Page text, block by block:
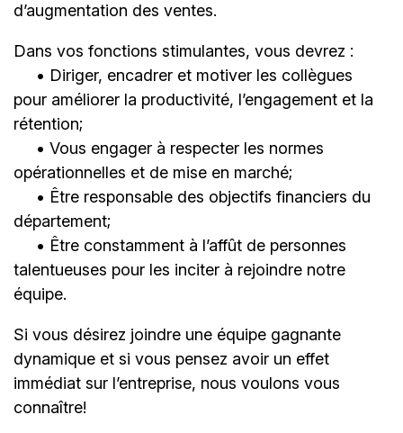
d’augmentation des ventes.
Dans vos fonctions stimulantes, vous devrez :
• Diriger, encadrer et motiver les collègues
pour améliorer la productivité, l’engagement et la
rétention;
• Vous engager à respecter les normes
opérationnelles et de mise en marché;
• Être responsable des objectifs financiers du
département;
• Être constamment à l’affût de personnes
talentueuses pour les inciter à rejoindre notre
équipe.
Si vous désirez joindre une équipe gagnante
dynamique et si vous pensez avoir un effet
immédiat sur l’entreprise, nous voulons vous
connaître!